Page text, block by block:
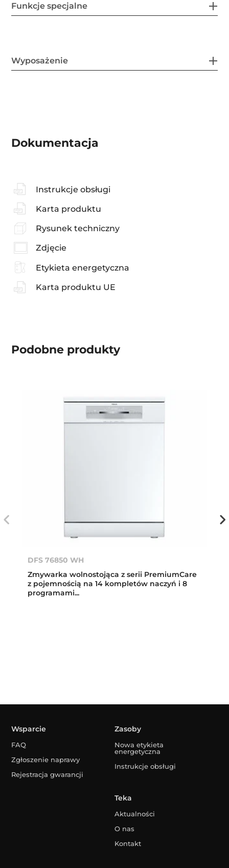
Funkcje specjalne
Wyposażenie
Dokumentacja
Instrukcje obsługi
Karta produktu
Rysunek techniczny
Zdjęcie
Etykieta energetyczna
Karta produktu UE
Podobne produkty
DFS 76850 WH
Zmywarka wolnostojąca z serii PremiumCare
z pojemnością na 14 kompletów naczyń i 8
programami...
Wsparcie
FAQ
Zgłoszenie naprawy
Rejestracja gwarancji
Zasoby
Nowa etykieta
energetyczna
Instrukcje obsługi
Teka
Aktualności
O nas
Kontakt